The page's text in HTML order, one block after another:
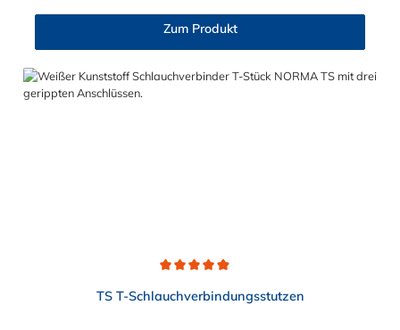
Reduzierstutzen hergestellt werden: 4 mm - 3 mm 5 mm - 4 mm
6 mm - 4 mm 8 mm - 4 mm 8 mm - 6 mm 10 mm - 6 mm 10 mm
- 8 mm 12 mm - 8 mm 12 mm - 10 mm Die Rippung der
Stutzen gewährleistet einen sicheren Sitz des Schlauches.
Gegebenenfalls kann eine zusätzliche Sicherung der
Zum Produkt
TS T-Schlauchverbindungsstutzen